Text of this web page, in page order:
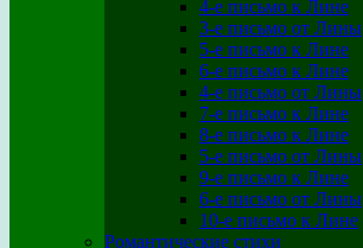
4-е письмо к Лине
3-е письмо от Лины
5-е письмо к Лине
6-е письмо к Лине
4-е письмо от Лины
7-е письмо к Лине
8-е письмо к Лине
5-е письмо от Лины
9-е письмо к Лине
6-е письмо от Лины
10-е письмо к Лине
Романтические стихи